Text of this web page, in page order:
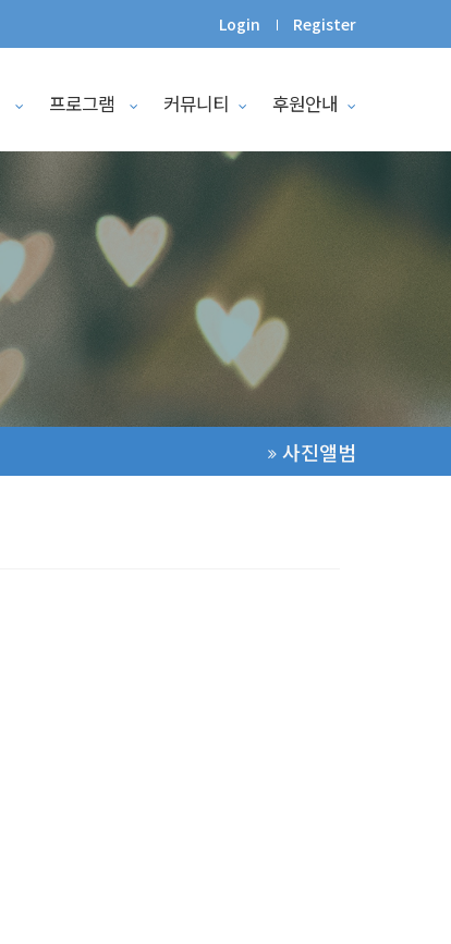
Login Register
프로그램 커뮤니티 후원안내
사진앨범